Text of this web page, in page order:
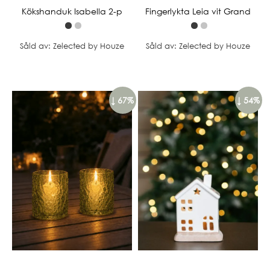
Kökshanduk Isabella 2-p
Såld av: Zelected by Houze
Fingerlykta Leia vit Grand
Såld av: Zelected by Houze
↓ 67% ↓ 54%